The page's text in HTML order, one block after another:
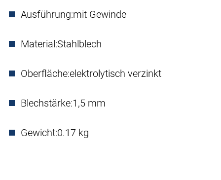
Ausführung:mit Gewinde
Material:Stahlblech
Oberfläche:elektrolytisch verzinkt
Blechstärke:1,5 mm
Gewicht:0.17 kg